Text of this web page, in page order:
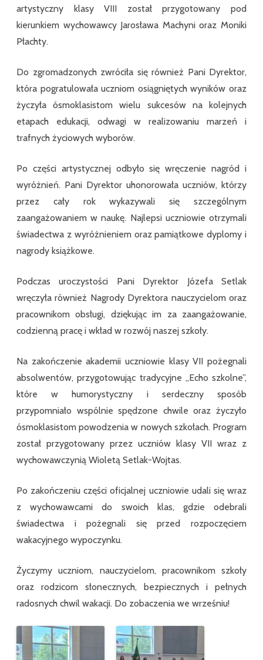
artystyczny klasy VIII został przygotowany pod
kierunkiem wychowawcy Jarosława Machyni oraz Moniki
Płachty.
Do zgromadzonych zwróciła się również Pani Dyrektor,
która pogratulowała uczniom osiągniętych wyników oraz
życzyła ósmoklasistom wielu sukcesów na kolejnych
etapach edukacji, odwagi w realizowaniu marzeń i
trafnych życiowych wyborów.
Po części artystycznej odbyło się wręczenie nagród i
wyróżnień. Pani Dyrektor uhonorowała uczniów, którzy
przez cały rok wykazywali się szczególnym
zaangażowaniem w naukę. Najlepsi uczniowie otrzymali
świadectwa z wyróżnieniem oraz pamiątkowe dyplomy i
nagrody książkowe.
Podczas uroczystości Pani Dyrektor Józefa Setlak
wręczyła również Nagrody Dyrektora nauczycielom oraz
pracownikom obsługi, dziękując im za zaangażowanie,
codzienną pracę i wkład w rozwój naszej szkoły.
Na zakończenie akademii uczniowie klasy VII pożegnali
absolwentów, przygotowując tradycyjne „Echo szkolne”,
które w humorystyczny i serdeczny sposób
przypomniało wspólnie spędzone chwile oraz życzyło
ósmoklasistom powodzenia w nowych szkołach. Program
został przygotowany przez uczniów klasy VII wraz z
wychowawczynią Wioletą Setlak-Wojtas.
Po zakończeniu części oficjalnej uczniowie udali się wraz
z wychowawcami do swoich klas, gdzie odebrali
świadectwa i pożegnali się przed rozpoczęciem
wakacyjnego wypoczynku.
Życzymy uczniom, nauczycielom, pracownikom szkoły
oraz rodzicom słonecznych, bezpiecznych i pełnych
radosnych chwil wakacji. Do zobaczenia we wrześniu!